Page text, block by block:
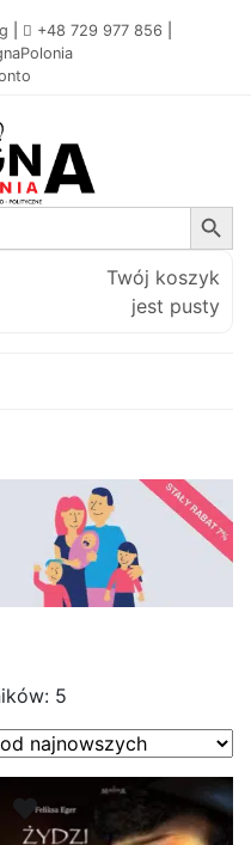
+48 729 977 856
Search Button
Twój koszyk
jest pusty
5
według
najnowszych